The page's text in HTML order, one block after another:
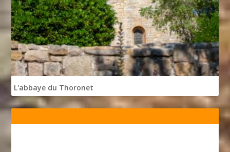
L'abbaye du Thoronet